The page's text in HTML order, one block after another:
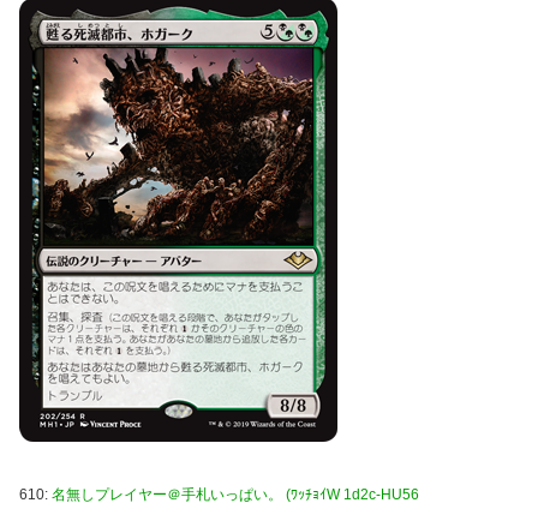
610: 名無しプレイヤー＠手札いっぱい。 (ﾜｯﾁｮｲW 1d2c-HU56